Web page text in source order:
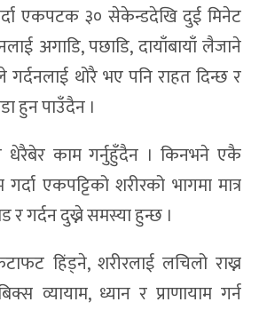
एकपटक ३० सेकेन्डदेखि दुई मिनेट
अगाडि, पछाडि, दायाँबायाँ लैजाने
थोरै भए पनि राहत दिन्छ र
हुन पाउँदैन ।
काम गर्नुहुँदैन । किनभने एकै
एकपट्टिको शरीरको भागमा मात्र
र गर्दन दुख्ने समस्या हुन्छ ।
हिंड्ने, शरीरलाई लचिलो राख्न
व्यायाम, ध्यान र प्राणायाम गर्न